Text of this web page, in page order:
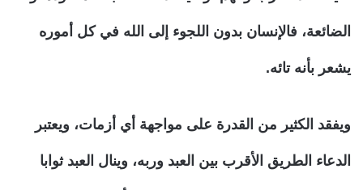
الضائعة، فالإنسان بدون اللجوء إلى الله في كل أموره
يشعر بأنه تائه.
ويفقد الكثير من القدرة على مواجهة أي أزمات، ويعتبر
الدعاء الطريق الأقرب بين العبد وربه، وينال العبد ثوابا